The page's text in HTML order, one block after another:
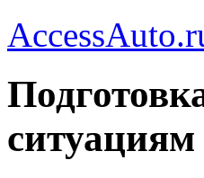
ситуациям